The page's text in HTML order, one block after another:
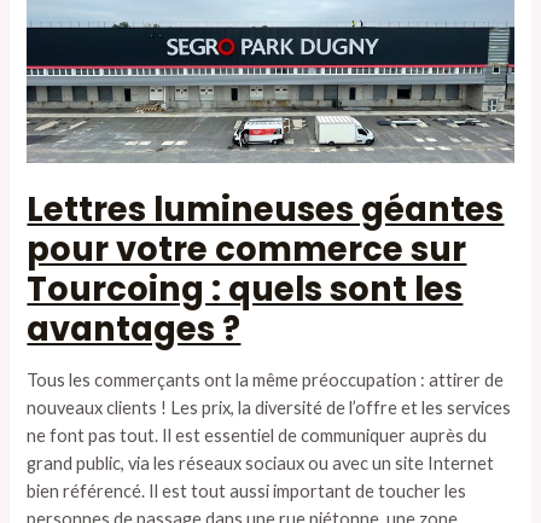
Lettres lumineuses géantes
pour votre commerce sur
Tourcoing : quels sont les
avantages ?
Tous les commerçants ont la même préoccupation : attirer de
nouveaux clients ! Les prix, la diversité de l’offre et les services
ne font pas tout. Il est essentiel de communiquer auprès du
grand public, via les réseaux sociaux ou avec un site Internet
bien référencé. Il est tout aussi important de toucher les